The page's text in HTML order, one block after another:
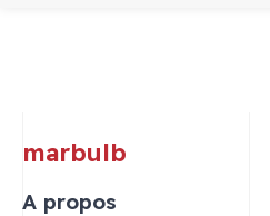
marbulb
A propos